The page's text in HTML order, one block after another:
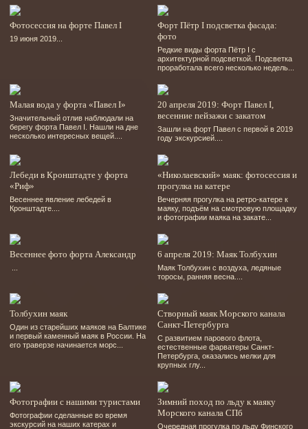
Фотосессия на форте Павел І
19 июня 2019...
Форт Пётр І подсветка фасада:
фото
Редкие виды форта Пётр І с
архитектурной подсветкой. Подсветка
проработала всего несколько недель...
Малая вода у форта «Павел І»
Значительный отлив наблюдали на
берегу форта Павел І. Нашли на дне
несколько интересных вещей....
20 апреля 2019: Форт Павел І,
весенние пейзажи с закатом
Зашли на форт Павел с первой в 2019
году экскурсией....
Лебеди в Кронштадте у форта
«Риф»
Весеннее явление лебедей в
Кронштадте....
«Николаевский» маяк: фотосессия и
прогулка на катере
Вечерняя прогулка на ретро-катере к
маяку, подъём на смотровую площадку
и фотографии маяка на закате...
Весеннее фото форта Александр 6 апреля 2019: Маяк Толбухин
Маяк Толбухин с воздуха, ледяные
торосы, ранняя весна....
Толбухин маяк
Один из старейших маяков на Балтике
и первый каменный маяк в России. На
его траверзе начинается морс...
Створный маяк Морского канала
Санкт-Петербурга
С развитием парового флота,
естественные фарватеры Санкт-
Петербурга, оказались мелки для
крупных глу...
Фотографии с нашими туристами
Фотографии сделанные во время
экскурсий на наших катерах и
Зимний поход по льду к маяку
Морского канала СПб
Очередная прогулка по льду Финского